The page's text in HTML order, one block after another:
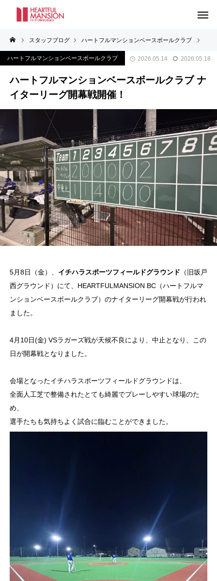
スタッフブログ ハートフルマンションベースボールクラブ
ハートフルマンションベースボールクラブ 2026.05.14 2026.05.18
ハートフルマンションベースボールクラブ ナ
イターリーグ開幕戦開催！
5月8日（金）、 イチハラスポーツフィールドグラウンド （旧坂戸
西グラウンド）にて、HEARTFULMANSION BC（ハートフルマ
ンションベースボールクラブ）のナイターリーグ開幕戦が行われ
ました。
4月10日(金) VSラガーズ戦が天候不良により、中止となり、この
日が開幕戦となりました。
会場となったイチハラスポーツフィールドグラウンドは、
全面人工芝で整備されたとても綺麗でプレーしやすい球場のた
め、
選手たちも気持ちよく試合に臨むことができました。